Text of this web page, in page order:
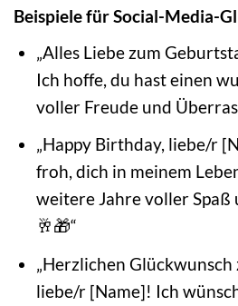
Beispiele für Social-Media-
„Alles Liebe zum
Ich hoffe, du hast einen
voller Freude und
„Happy Birthday, liebe/r
froh, dich in meinem
weitere Jahre voller
🥂🎁“
„Herzlichen
liebe/r [Name]! Ich